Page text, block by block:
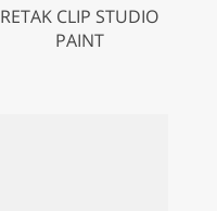
RETAK CLIP STUDIO
PAINT